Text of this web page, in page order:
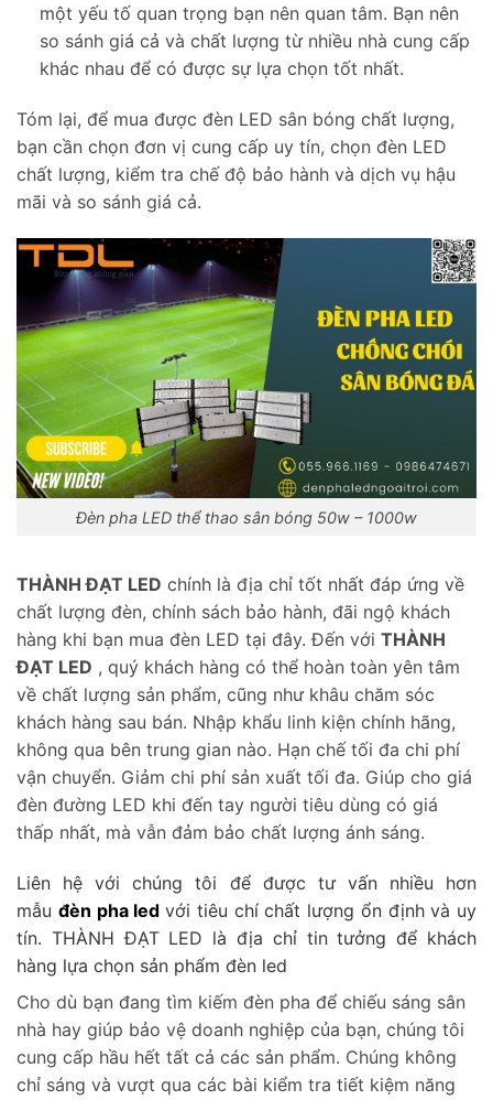
một yếu tố quan trọng bạn nên quan tâm. Bạn nên
so sánh giá cả và chất lượng từ nhiều nhà cung cấp
khác nhau để có được sự lựa chọn tốt nhất.
Tóm lại, để mua được đèn LED sân bóng chất lượng,
bạn cần chọn đơn vị cung cấp uy tín, chọn đèn LED
chất lượng, kiểm tra chế độ bảo hành và dịch vụ hậu
mãi và so sánh giá cả.
Đèn pha LED thể thao sân bóng 50w – 1000w
THÀNH ĐẠT LED chính là địa chỉ tốt nhất đáp ứng về
chất lượng đèn, chính sách bảo hành, đãi ngộ khách
hàng khi bạn mua đèn LED tại đây. Đến với THÀNH
ĐẠT LED , quý khách hàng có thể hoàn toàn yên tâm
về chất lượng sản phẩm, cũng như khâu chăm sóc
khách hàng sau bán. Nhập khẩu linh kiện chính hãng,
không qua bên trung gian nào. Hạn chế tối đa chi phí
vận chuyển. Giảm chi phí sản xuất tối đa. Giúp cho giá
đèn đường LED khi đến tay người tiêu dùng có giá
thấp nhất, mà vẫn đảm bảo chất lượng ánh sáng.
Liên hệ với chúng tôi để được tư vấn nhiều hơn
mẫu đèn pha led với tiêu chí chất lượng ổn định và uy
tín. THÀNH ĐẠT LED là địa chỉ tin tưởng để khách
hàng lựa chọn sản phẩm đèn led
Cho dù bạn đang tìm kiếm đèn pha để chiếu sáng sân
nhà hay giúp bảo vệ doanh nghiệp của bạn, chúng tôi
cung cấp hầu hết tất cả các sản phẩm. Chúng không
chỉ sáng và vượt qua các bài kiểm tra tiết kiệm năng